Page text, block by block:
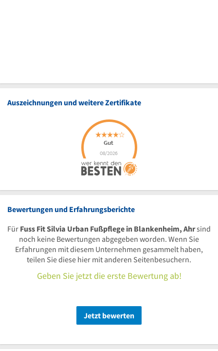
Auszeichnungen und weitere Zertifikate
Bewertungen und Erfahrungsberichte
Für Fuss Fit Silvia Urban Fußpflege in Blankenheim, Ahrsind
noch keine Bewertungen abgegeben worden. Wenn Sie
Erfahrungen mit diesem Unternehmen gesammelt haben,
teilen Sie diese hier mit anderen Seitenbesuchern.
Geben Sie jetzt die erste Bewertung ab!
Jetzt bewerten